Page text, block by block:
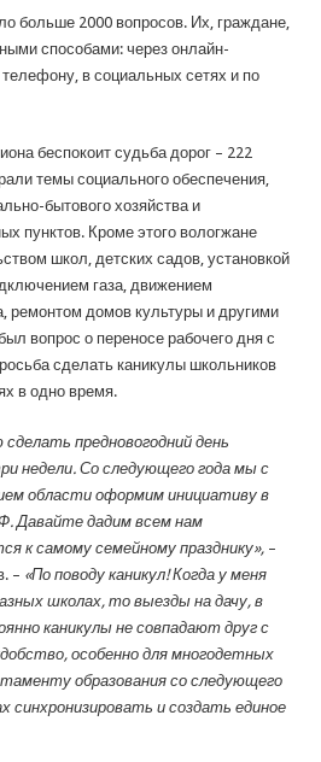
больше 2000 вопросов. Их, граждане,
способами: через онлайн-
в социальных сетях и по
беспокоит судьба дорог – 222
темы социального обеспечения,
бытового хозяйства и
пунктов. Кроме этого вологжане
школ, детских садов, установкой
газа, движением
ремонтом домов культуры и другими
вопрос о переносе рабочего дня с
сделать каникулы школьников
в одно время.
предновогодний день
недели. Со следующего года мы с
области оформим инициативу в
Давайте дадим всем нам
к самому семейному празднику», –
– «По поводу каникул! Когда у меня
школах, то выезды на дачу, в
каникулы не совпадают друг с
особенно для многодетных
образования со следующего
синхронизировать и создать единое